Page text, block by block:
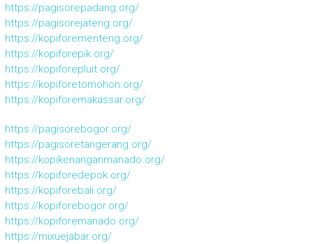
https://pagisorepadang.org/
https://pagisorejateng.org/
https://kopiforementeng.org/
https://kopiforepik.org/
https://kopiforepluit.org/
https://kopiforetomohon.org/
https://kopiforemakassar.org/
https://pagisorebogor.org/
https://pagisoretangerang.org/
https://kopikenanganmanado.org/
https://kopiforedepok.org/
https://kopiforebali.org/
https://kopiforebogor.org/
https://kopiforemanado.org/
https://mixuejabar.org/